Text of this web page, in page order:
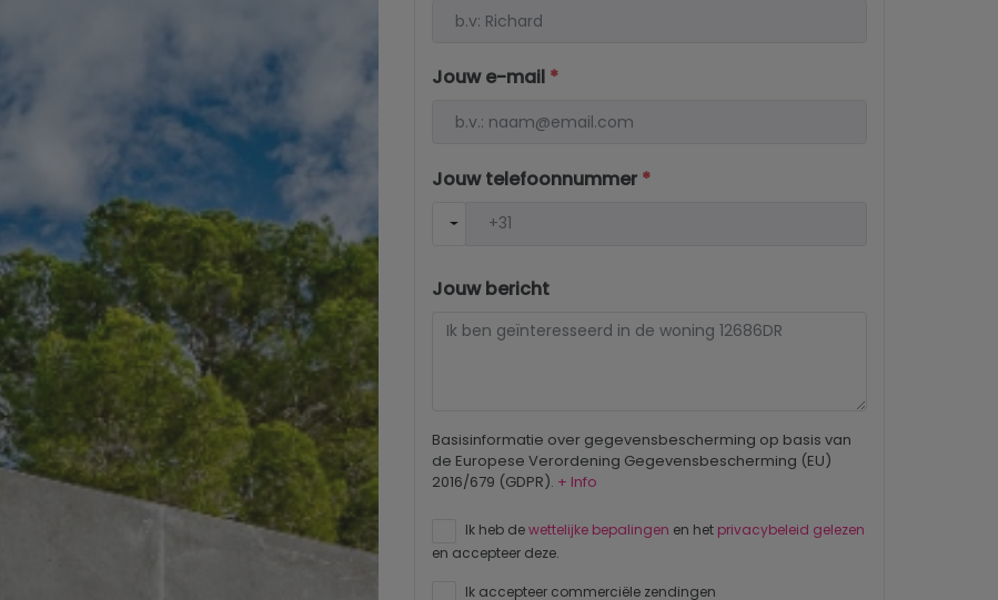
Jouw e-mail *
Jouw telefoonnummer *
Jouw bericht
Basisinformatie over gegevensbescherming op basis van
de Europese Verordening Gegevensbescherming (EU)
2016/679 (GDPR). + Info
Ik heb dewettelijke bepalingen en het privacybeleid gelezen
en accepteer deze.
Ik accepteer commerciële zendingen